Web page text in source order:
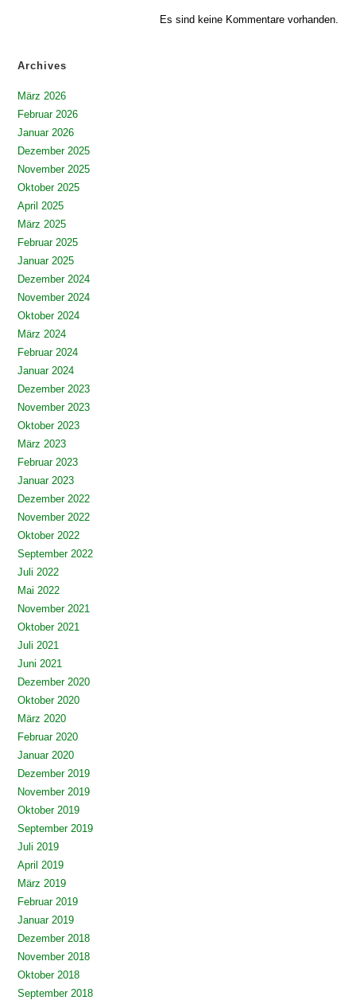
Es sind keine Kommentare vorhanden.
Archives
März 2026
Februar 2026
Januar 2026
Dezember 2025
November 2025
Oktober 2025
April 2025
März 2025
Februar 2025
Januar 2025
Dezember 2024
November 2024
Oktober 2024
März 2024
Februar 2024
Januar 2024
Dezember 2023
November 2023
Oktober 2023
März 2023
Februar 2023
Januar 2023
Dezember 2022
November 2022
Oktober 2022
September 2022
Juli 2022
Mai 2022
November 2021
Oktober 2021
Juli 2021
Juni 2021
Dezember 2020
Oktober 2020
März 2020
Februar 2020
Januar 2020
Dezember 2019
November 2019
Oktober 2019
September 2019
Juli 2019
April 2019
März 2019
Februar 2019
Januar 2019
Dezember 2018
November 2018
Oktober 2018
September 2018